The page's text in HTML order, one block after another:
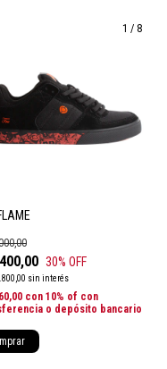
1 / 8
30% OFF
sin interés
con 10% of con
o depósito bancario